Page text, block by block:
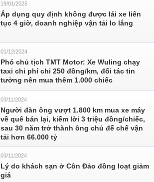
19/01/2025
Áp dụng quy định không được lái xe liên
tục 4 giờ, doanh nghiệp vận tải lo lắng
01/12/2024
Phó chủ tịch TMT Motor: Xe Wuling chạy
taxi chi phí chỉ 250 đồng/km, đối tác tin
tưởng nên mua thêm 1.000 chiếc
03/11/2024
Người đàn ông vượt 1.800 km mua xe máy
về quê bán lại, kiếm lời 3 triệu đồng/chiếc,
sau 30 năm trở thành ông chủ đế chế vận
tải hơn 66.000 tỷ
03/11/2024
Lý do khách sạn ở Côn Đảo đồng loạt giảm
giá